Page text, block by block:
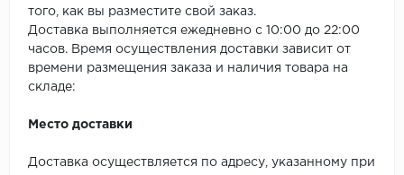
того, как вы разместите свой заказ.
Доставка выполняется ежедневно с 10:00 до 22:00
часов. Время осуществления доставки зависит от
времени размещения заказа и наличия товара на
складе:
Место доставки
Доставка осуществляется по адресу, указанному при